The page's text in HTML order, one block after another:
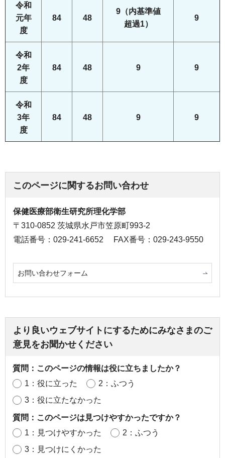
令和
元年
度
84 48
9（内基準値
超過1）
9
令和
2年
度
84 48 9 9
令和
3年
度
84 48 9 9
このページに関するお問い合わせ
保健医療部衛生研究所理化学部
〒310-0852 茨城県水戸市笠原町993-2
電話番号：029-241-6652
FAX番号：029-243-9550
お問い合わせフォーム
より良いウェブサイトにするためにみなさまのご
意見をお聞かせください
質問：このページの情報は役に立ちましたか？
1：役に立った
2：ふつう
3：役に立たなかった
質問：このページは見つけやすかったですか？
1：見つけやすかった
2：ふつう
3：見つけにくかった